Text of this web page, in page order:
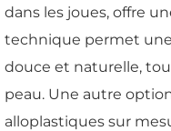
dans les joues, offre
technique permet
douce et naturelle,
peau. Une autre
alloplastiques sur